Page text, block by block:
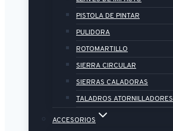
PISTOLA DE PINTAR
PULIDORA
ROTOMARTILLO
SIERRA CIRCULAR
SIERRAS CALADORAS
TALADROS ATORNILLADORES
ACCESORIOS